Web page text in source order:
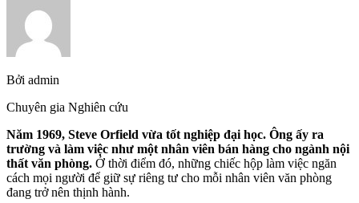
Bởi admin
Chuyên gia Nghiên cứu
Năm 1969, Steve Orfield vừa tốt nghiệp đại học. Ông ấy ra
trường và làm việc như một nhân viên bán hàng cho ngành nội
thất văn phòng. Ở thời điểm đó, những chiếc hộp làm việc ngăn
cách mọi người để giữ sự riêng tư cho mỗi nhân viên văn phòng
đang trở nên thịnh hành.